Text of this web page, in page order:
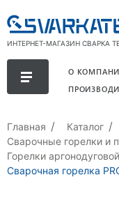
ИНТЕРНЕТ-МАГАЗИН СВАРКА
О
Главная
Каталог
Сварочные горелки и
Горелки
Сварочная горелка